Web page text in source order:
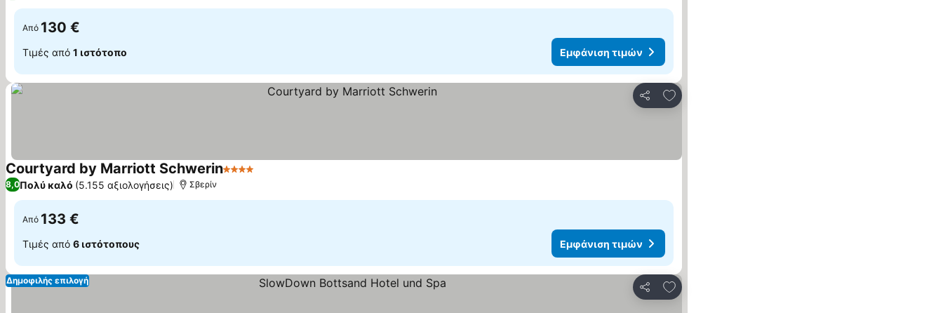
Από 130 €
Τιμές από 1 ιστότοπο Εμφάνιση τιμών
Κοινοποίηση
Προσθήκη στα αγαπημένα
Courtyard by Marriott Schwerin4 Αστέρια
8,0Πολύ καλό (5.155 αξιολογήσεις) Σβερίν
Από 133 €
Τιμές από 6 ιστότοπους Εμφάνιση τιμών
Κοινοποίηση
Προσθήκη στα αγαπημένα
Δημοφιλής επιλογή